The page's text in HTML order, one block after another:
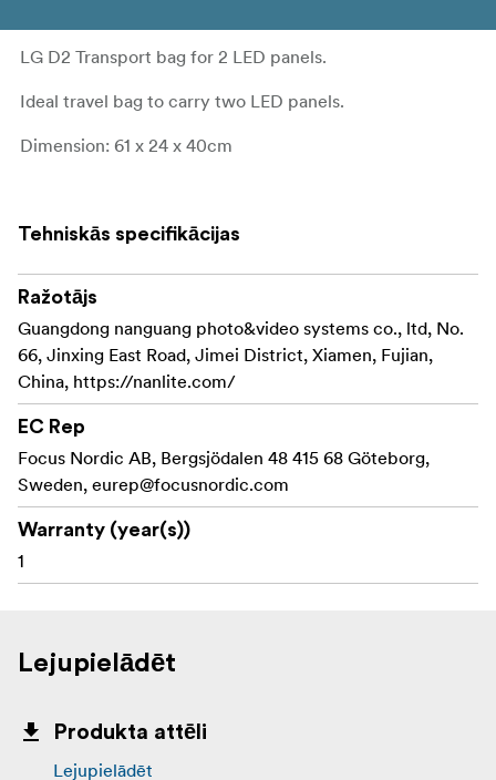
LG D2 Transport bag for 2 LED panels.
Ideal travel bag to carry two LED panels.
Dimension: 61 x 24 x 40cm
Tehniskās specifikācijas
Ražotājs
Guangdong nanguang photo&video systems co., ltd, No.
66, Jinxing East Road, Jimei District, Xiamen, Fujian,
China, https://nanlite.com/
EC Rep
Focus Nordic AB, Bergsjödalen 48 415 68 Göteborg,
Sweden, eurep@focusnordic.com
Warranty (year(s))
1
Lejupielādēt
Produkta attēli
Lejupielādēt